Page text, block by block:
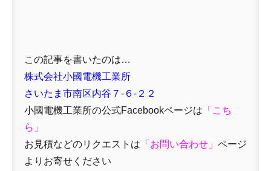
この記事を書いたのは…
株式会社小國電機工業所
さいたま市南区内谷７-６-２２
小國電機工業所の公式Facebookページは 「 こち
ら」
お見積などのリクエストは 「 お問い合わせ 」 ページ
よりお寄せください